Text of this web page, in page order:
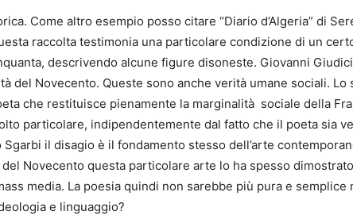
Come altro esempio posso citare “Diario d’Algeria” di
raccolta testimonia una particolare condizione di un
descrivendo alcune figure disoneste. Giovanni
del Novecento. Queste sono anche verità umane sociali.
che restituisce pienamente la marginalità sociale della
particolare, indipendentemente dal fatto che il poeta sia
il disagio è il fondamento stesso dell’arte
Novecento questa particolare arte lo ha spesso
media. La poesia quindi non sarebbe più pura e
e linguaggio?